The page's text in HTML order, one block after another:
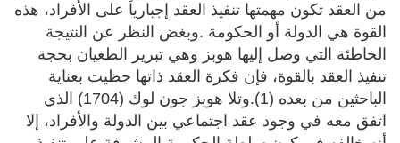
من العقد تكون مهمتها تنفيذ العقد إجبارياً على الأفراد، هذه
القوة هي الدولة أو الحكومة .وبغض النظر عن النتيجة
الخاطئة التي وصل إليها هوبز وهي تبرير الطغيان بحجة
تنفيذ العقد بالقوة، فإن فكرة العقد ذاتها حظيت بعناية
الباحثين من بعده (1).وتلا هوبز جون لوك (1704) الذي
اتفق معه في وجود عقد اجتماعي بين الدولة والأفراد، إلا